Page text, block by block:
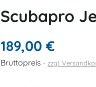
Scubapro
189,00 €
Bruttopreis zzgl.